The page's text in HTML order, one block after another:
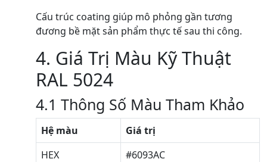
Cấu trúc coating giúp mô phỏng gần tương
đương bề mặt sản phẩm thực tế sau thi công.
4. Giá Trị Màu Kỹ Thuật
RAL 5024
4.1 Thông Số Màu Tham Khảo
Hệ màu
Giá trị
HEX
#6093AC